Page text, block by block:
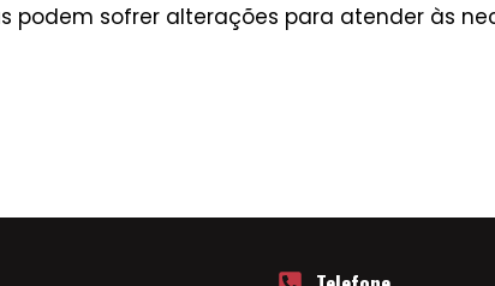
podem sofrer alterações para atender às